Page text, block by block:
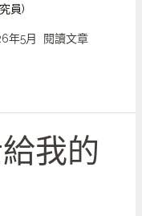
員)
年5月 閱讀文章
我的